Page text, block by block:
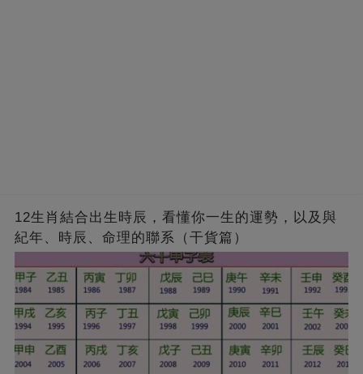
12生肖結合出生時辰，看懂你一生的運勢，以及與
紀年、時辰、命理的聯系（干貨篇）